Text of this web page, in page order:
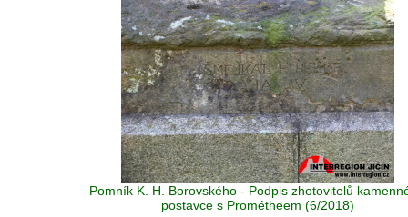
Pomník K. H. Borovského - Podpis zhotovitelů
postavce s Prométheem (6/2018)